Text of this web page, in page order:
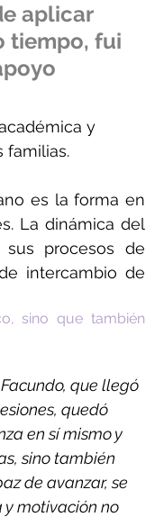
aplicar
tiempo, fui
y
familias.
es la forma en
La dinámica del
procesos de
intercambio de
sino que también
que llegó
quedó
en sí mismo y
sino también
de avanzar, se
motivación no